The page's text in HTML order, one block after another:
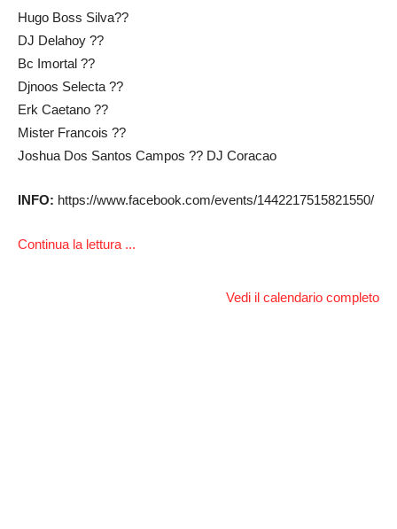
Hugo Boss Silva??
DJ Delahoy ??
Bc Imortal ??
Djnoos Selecta ??
Erk Caetano ??
Mister Francois ??
Joshua Dos Santos Campos ?? DJ Coracao
INFO: https://www.facebook.com/events/1442217515821550/
Continua la lettura ...
Vedi il calendario completo